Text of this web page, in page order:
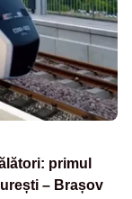
primul
– Brașov